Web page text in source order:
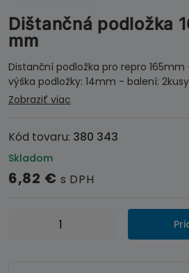
Dištančná podložka
mm
Distanční podložka pro repro
výška podložky: 14mm - balení: 2kusy
Zobraziť viac
Kód tovaru: 380 343
Skladom
6,82 € s DPH
množstvo
Dištančná